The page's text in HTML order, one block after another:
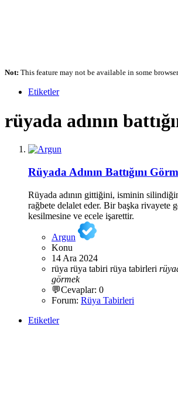
Not: This feature may not be available in some
Etiketler
rüyada adının
Rüyada Adının Battığını
Rüyada adının gittiğini, isminin
rağbete delalet eder. Bir başka rivayete
kesilmesine ve ecele işarettir.
Argun
Konu
14 Ara 2024
rüya rüya tabiri rüya tabirleri
görmek
💬Cevaplar: 0
Forum: Rüya Tabirleri
Etiketler